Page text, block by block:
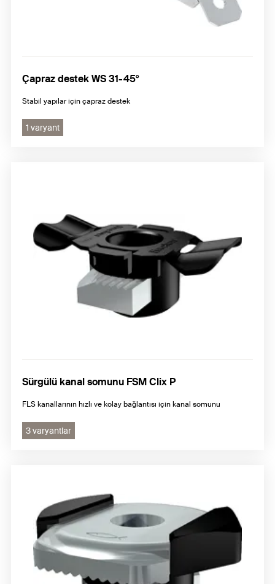
Çapraz destek WS 31-45°
Stabil yapılar için çapraz destek
1 varyant
Sürgülü kanal somunu FSM Clix P
FLS kanallarının hızlı ve kolay bağlantısı için kanal somunu
3 varyantlar